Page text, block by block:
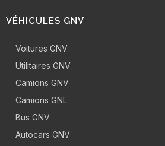
VÉHICULES GNV
Voitures GNV
Utilitaires GNV
Camions GNV
Camions GNL
Bus GNV
Autocars GNV